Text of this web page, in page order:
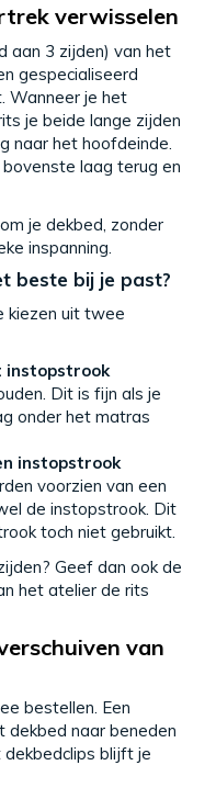
verwisselen
aan 3 zijden) van het
gespecialiseerd
Wanneer je het
je beide lange zijden
naar het hoofdeinde.
laag terug en
je dekbed, zonder
inspanning.
beste bij je past?
kiezen uit twee
instopstrook
Dit is fijn als je
onder het matras
instopstrook
voorzien van een
de instopstrook. Dit
toch niet gebruikt.
Geef dan ook de
het atelier de rits
van
bestellen. Een
dekbed naar beneden
blijft je